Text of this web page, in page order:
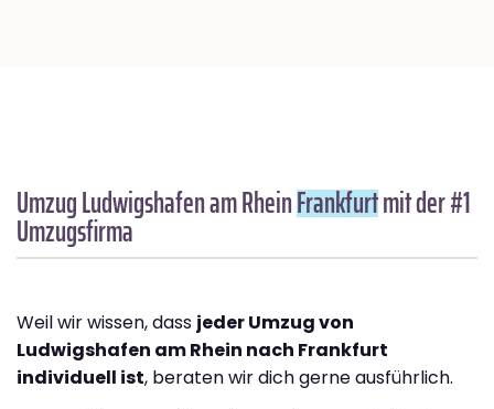
Umzug Ludwigshafen am RheinFrankfurtmit der #1
Umzugsfirma
Weil wir wissen, dass jeder Umzug von
Ludwigshafen am Rhein nach Frankfurt
individuell ist, beraten wir dich gerne ausführlich.